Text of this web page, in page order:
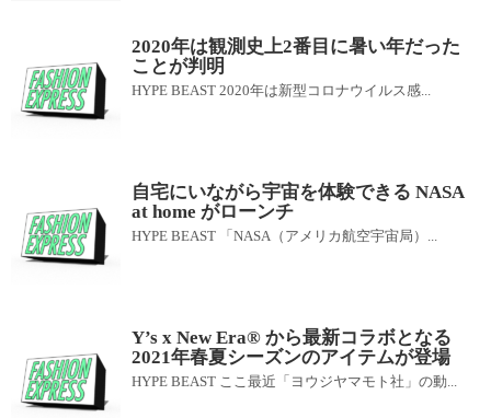
2020年は観測史上2番目に暑い年だった
ことが判明
HYPE BEAST 2020年は新型コロナウイルス感...
自宅にいながら宇宙を体験できる NASA
at home がローンチ
HYPE BEAST 「NASA（アメリカ航空宇宙局）...
Y’s x New Era® から最新コラボとなる
2021年春夏シーズンのアイテムが登場
HYPE BEAST ここ最近「ヨウジヤマモト社」の動...